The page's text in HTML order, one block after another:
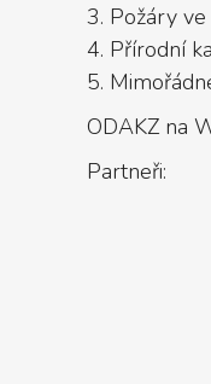
3. Požáry
4. Přírodní
5.
ODAKZ na
Partneři: